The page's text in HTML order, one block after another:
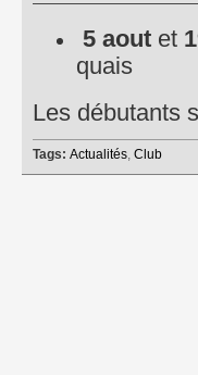
5 aout et
quais
​Les débutants
Tags: Actualités, Club